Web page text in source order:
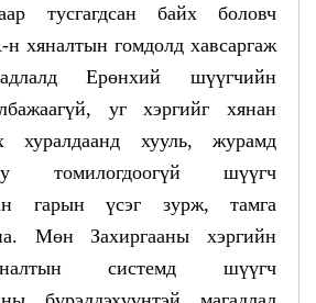
тусгагдсан байх боловч
хяналтын гомдолд хавсаргаж
Ерөнхий шүүгчийн
уг хэргийг хянан
хуралдаанд хууль, журамд
томилогдоогүй шүүгч
гарын үсэг зурж, тамга
Мөн Захиргааны хэргийн
системд шүүгч